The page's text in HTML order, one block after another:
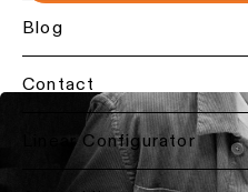
Blog
Contact
Linear Configurator